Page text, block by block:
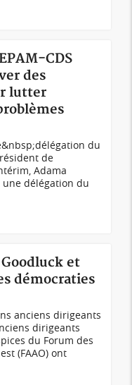
CDS
des
lutter
du
de
Adama
une délégation du
et
démocraties
anciens dirigeants
dirigeants
du Forum des
(FAAO) ont